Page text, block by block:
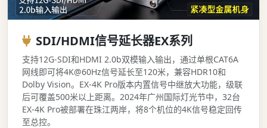
SDI/HDMI信号延长器EX系列
支持12G-SDI和HDMI 2.0b双模输入输出，通过单根CAT6A
网线即可将4K@60Hz信号延长至120米，兼容HDR10和
Dolby Vision。EX-4K Pro版本内置信号中继放大功能，级联
后可覆盖500米以上距离。2024年广州国际灯光节中，32台
EX-4K Pro被部署在珠江两岸，将8个机位的4K信号稳定回传
至总控。